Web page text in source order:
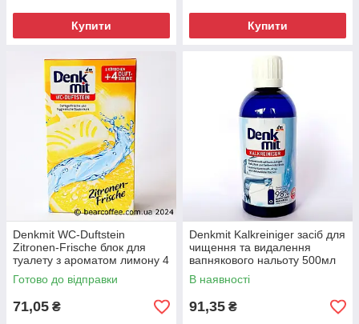
Купити Купити
Denkmit WC-Duftstein
Zitronen-Frische блок для
туалету з ароматом лимону 4
шт по 40г
Готово до відправки
71,05 ₴
Denkmit Kalkreiniger засіб для
чищення та видалення
вапнякового нальоту 500мл
В наявності
91,35 ₴